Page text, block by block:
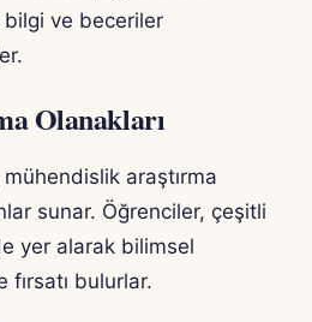
ve beceriler
Olanakları
araştırma
sunar. Öğrenciler, çeşitli
yer alarak bilimsel
bulurlar.